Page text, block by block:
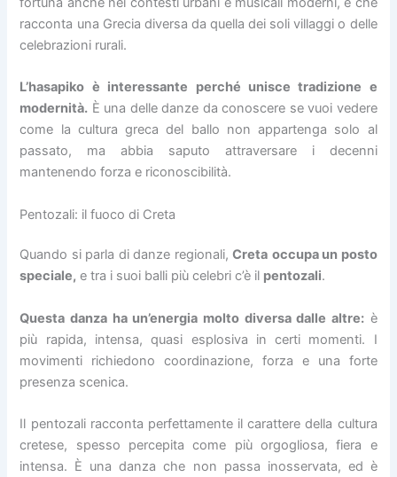
racconta una Grecia diversa da quella dei soli villaggi o delle
celebrazioni rurali.
L’hasapiko è interessante perché unisce tradizione e
modernità. È una delle danze da conoscere se vuoi vedere
come la cultura greca del ballo non appartenga solo al
passato, ma abbia saputo attraversare i decenni
mantenendo forza e riconoscibilità.
Pentozali: il fuoco di Creta
Quando si parla di danze regionali,Creta occupa un posto
speciale, e tra i suoi balli più celebri c’è il pentozali.
Questa danza ha un’energia molto diversa dalle altre:è
più rapida, intensa, quasi esplosiva in certi momenti. I
movimenti richiedono coordinazione, forza e una forte
presenza scenica.
Il pentozali racconta perfettamente il carattere della cultura
cretese, spesso percepita come più orgogliosa, fiera e
intensa. È una danza che non passa inosservata, ed è